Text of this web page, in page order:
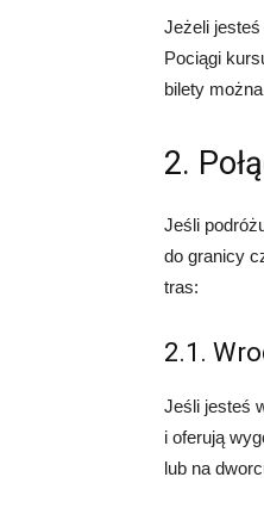
Jeżeli
Pociągi
bilety
2.
Jeśli
do granicy
tras:
2.1.
Jeśli jesteś
i oferują
lub na